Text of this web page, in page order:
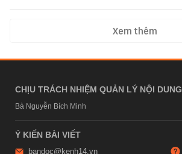
Xem thêm
CHỊU TRÁCH NHIỆM QUẢN LÝ NỘI DUNG
Bà Nguyễn Bích Minh
Ý KIẾN BÀI VIẾT
bandoc@kenh14.vn